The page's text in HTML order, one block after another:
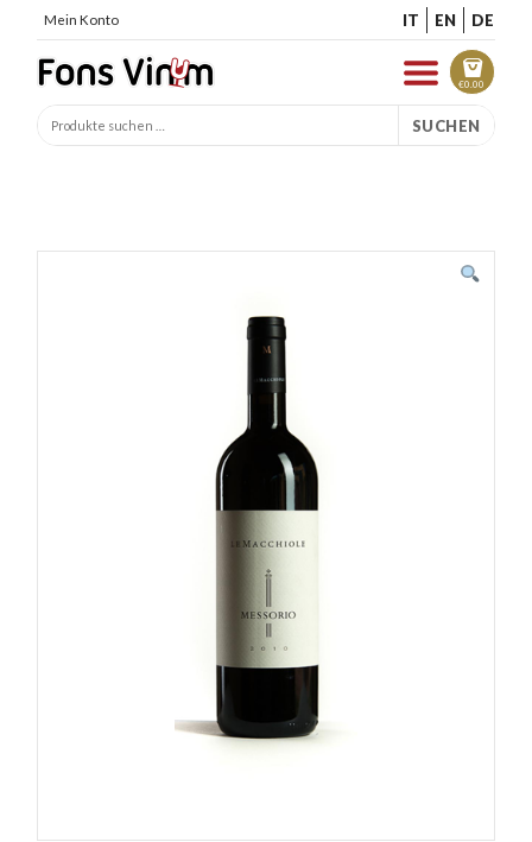
Mein Konto IT EN DE
€0.00
SUCHEN